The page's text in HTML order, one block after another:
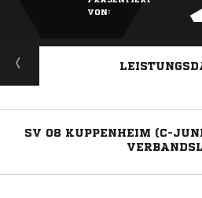
VON:
SV 08 KUPPENHEIM (C-